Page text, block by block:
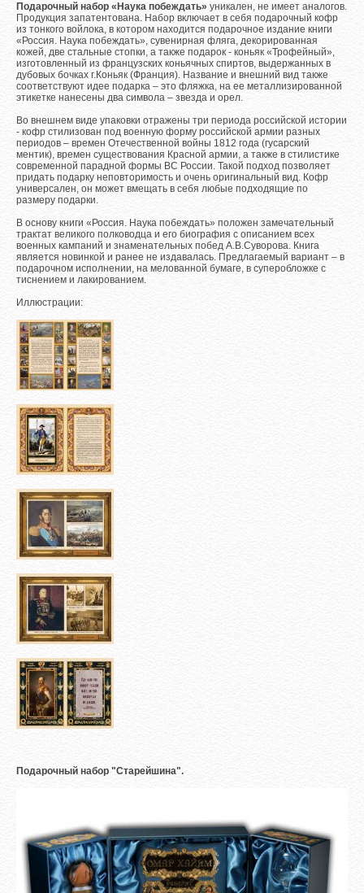
Подарочный набор «Наука побеждать» уникален, не имеет аналогов.
Продукция запатентована. Набор включает в себя подарочный кофр
из тонкого войлока, в котором находится подарочное издание книги
«Россия. Наука побеждать», сувенирная фляга, декорированная
кожей, две стальные стопки, а также подарок - коньяк «Трофейный»,
изготовленный из французских коньячных спиртов, выдержанных в
дубовых бочках г.Коньяк (Франция). Название и внешний вид также
соответствуют идее подарка – это фляжка, на ее металлизированной
этикетке нанесены два символа – звезда и орел.
Во внешнем виде упаковки отражены три периода российской истории
- кофр стилизован под военную форму российской армии разных
периодов – времен Отечественной войны 1812 года (гусарский
ментик), времен существования Красной армии, а также в стилистике
современной парадной формы ВС России. Такой подход позволяет
придать подарку неповторимость и очень оригинальный вид. Кофр
универсален, он может вмещать в себя любые подходящие по
размеру подарки.
В основу книги «Россия. Наука побеждать» положен замечательный
трактат великого полководца и его биография с описанием всех
военных кампаний и знаменательных побед А.В.Суворова. Книга
является новинкой и ранее не издавалась. Предлагаемый вариант – в
подарочном исполнении, на мелованной бумаге, в суперобложке с
тиснением и лакированием.
Иллюстрации:
Подарочный набор "Старейшина".